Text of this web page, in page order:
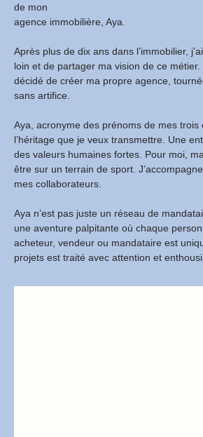
de mon
agence immobilière, Aya.
Après plus de dix ans dans l’immobilier,
loin et de partager ma vision de ce métier.
décidé de créer ma propre agence,
sans artifice.
Aya, acronyme des prénoms de mes trois
l’héritage que je veux transmettre. Une
des valeurs humaines fortes. Pour moi,
être sur un terrain de sport.
mes collaborateurs.
Aya n’est pas juste un réseau de
une aventure palpitante où chaque
acheteur, vendeur ou mandataire est
projets est traité avec attention et